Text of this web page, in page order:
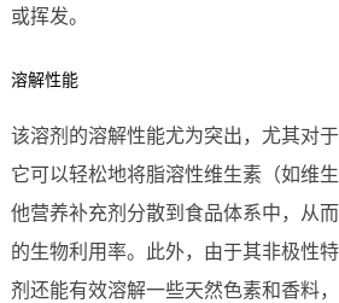
或挥发。
溶解性能
该溶剂的溶解性能尤为突出，尤其对
它可以轻松地将脂溶性维生素（如维
他营养补充剂分散到食品体系中，从
的生物利用率。此外，由于其非极性
剂还能有效溶解一些天然色素和香料